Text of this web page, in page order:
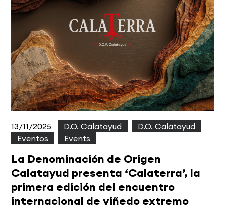
La Denominación de Origen
Calatayud presenta ‘Calaterra’, la
primera edición del encuentro
internacional de viñedo extremo
13/11/2025 D.O. Calatayud D.O. Calatayud
Eventos
Events